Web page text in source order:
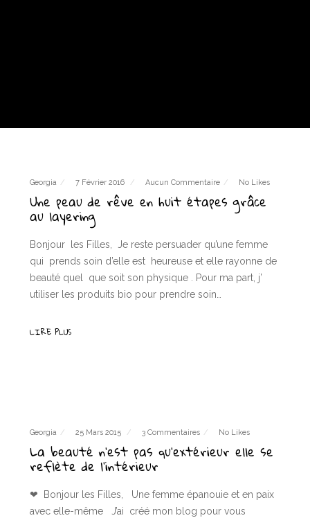
Georgia 7 Février 2016 Aucun Commentaire No Likes
Une peau de rêve en huit étapes grâce
au layering
Bonjour les Filles, Je reste persuader qu’une femme
qui prends soin d’elle est heureuse et elle rayonne de
beauté quel que soit son physique . Pour ma part, j’
utiliser les produits bio pour prendre soin…
LIRE PLUS
Georgia 25 Mars 2015 3 Commentaires No Likes
La beauté n’est pas qu’extérieur elle se
reflète de l’intérieur
❤ Bonjour les Filles, Une femme épanouie et en paix
avec elle-même J’ai créé mon blog pour vous